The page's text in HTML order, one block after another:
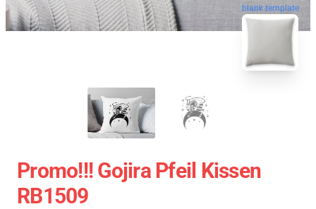
blank template
Promo!!! Gojira Pfeil Kissen
RB1509